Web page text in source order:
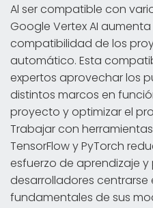
Al ser compatible con
Google Vertex AI
compatibilidad de los
automático. Esta
expertos aprovechar los
distintos marcos en
proyecto y optimizar el
Trabajar con
TensorFlow y PyTorch
esfuerzo de aprendizaje y
desarrolladores centrarse
fundamentales de sus